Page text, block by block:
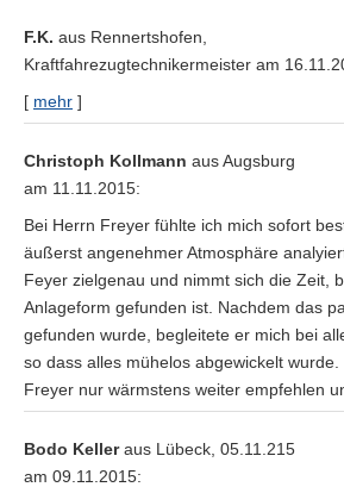
F.K. aus Rennertshofen
Kraftfahrezugtechnikermeister am
[ mehr ]
Christoph Kollmann aus Augsburg
am 11.11.2015:
Bei Herrn Freyer fühlte ich mich sofort
äußerst angenehmer Atmosphäre
Feyer zielgenau und nimmt sich die Zeit,
Anlageform gefunden ist. Nachdem das
gefunden wurde, begleitete er mich bei
so dass alles mühelos abgewickelt
Freyer nur wärmstens weiter empfehlen
Bodo Kelleraus Lübeck , 05.11.215
am 09.11.2015: